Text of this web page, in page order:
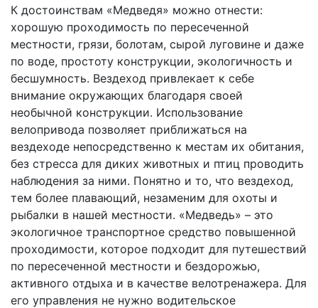
К достоинствам «Медведя» можно отнести:
хорошую проходимость по пересеченной
местности, грязи, болотам, сырой луговине и даже
по воде, простоту конструкции, экологичность и
бесшумность. Вездеход привлекает к себе
внимание окружающих благодаря своей
необычной конструкции. Использование
велопривода позволяет приближаться на
вездеходе непосредственно к местам их обитания,
без стресса для диких животных и птиц проводить
наблюдения за ними. Понятно и то, что вездеход,
тем более плавающий, незаменим для охоты и
рыбалки в нашей местности. «Медведь» – это
экологичное транспортное средство повышенной
проходимости, которое подходит для путешествий
по пересеченной местности и бездорожью,
активного отдыха и в качестве велотренажера. Для
его управления не нужно водительское